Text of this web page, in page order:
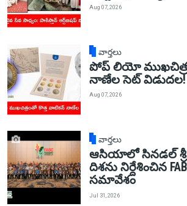
Aug 07, 2026
వార్తలు
పోప్ లియో
నాణేల సెట్ విడుదల!
Aug 07, 2026
వార్తలు
ఆసియాలో సినడల్
దిశను నిర్దేశించిన
సమావేశం
Jul 31, 2026